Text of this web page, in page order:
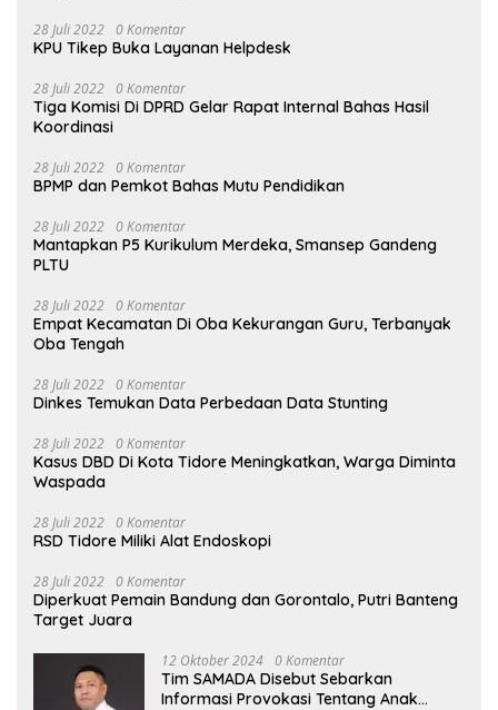
28 Juli 2022 0 Komentar
KPU Tikep Buka Layanan Helpdesk
28 Juli 2022 0 Komentar
Tiga Komisi Di DPRD Gelar Rapat Internal Bahas Hasil
Koordinasi
28 Juli 2022 0 Komentar
BPMP dan Pemkot Bahas Mutu Pendidikan
28 Juli 2022 0 Komentar
Mantapkan P5 Kurikulum Merdeka, Smansep Gandeng
PLTU
28 Juli 2022 0 Komentar
Empat Kecamatan Di Oba Kekurangan Guru, Terbanyak
Oba Tengah
28 Juli 2022 0 Komentar
Dinkes Temukan Data Perbedaan Data Stunting
28 Juli 2022 0 Komentar
Kasus DBD Di Kota Tidore Meningkatkan, Warga Diminta
Waspada
28 Juli 2022 0 Komentar
RSD Tidore Miliki Alat Endoskopi
28 Juli 2022 0 Komentar
Diperkuat Pemain Bandung dan Gorontalo, Putri Banteng
Target Juara
12 Oktober 2024 0 Komentar
Tim SAMADA Disebut Sebarkan
Informasi Provokasi Tentang Anak